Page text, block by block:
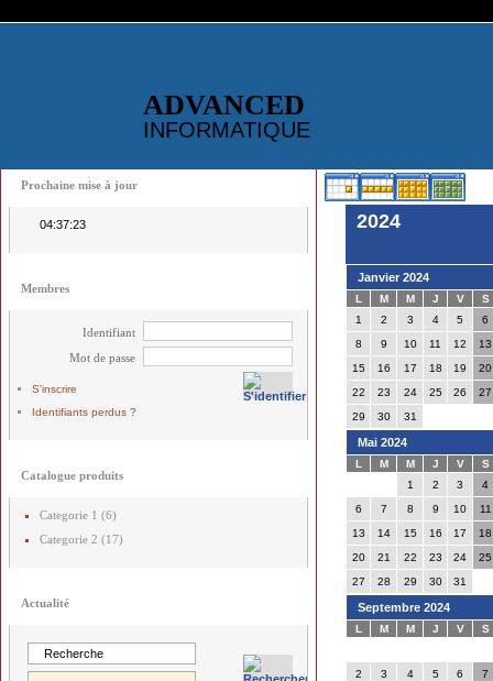
ADVANCED
INFORMATIQUE
Prochaine mise à jour
04:37:23
Membres
Identifiant
Mot de passe
S'inscrire
Identifiants perdus ?
Catalogue produits
Categorie 1 (6)
Categorie 2 (17)
Actualité
2024
Janvier 2024
L M M J V
S
1
2 3 4 5
6
8
9 10 11 12
13
15
16 17 18 19
20
22
23 24 25 26
27
29
30 31
Mai 2024
L M M J V
S
1
2 3
4
6
7 8 9 10
11
13
14 15 16 17
18
20
21 22 23 24
25
27
28 29 30 31
Septembre 2024
L M M J V S
2 3 4 5 6
7